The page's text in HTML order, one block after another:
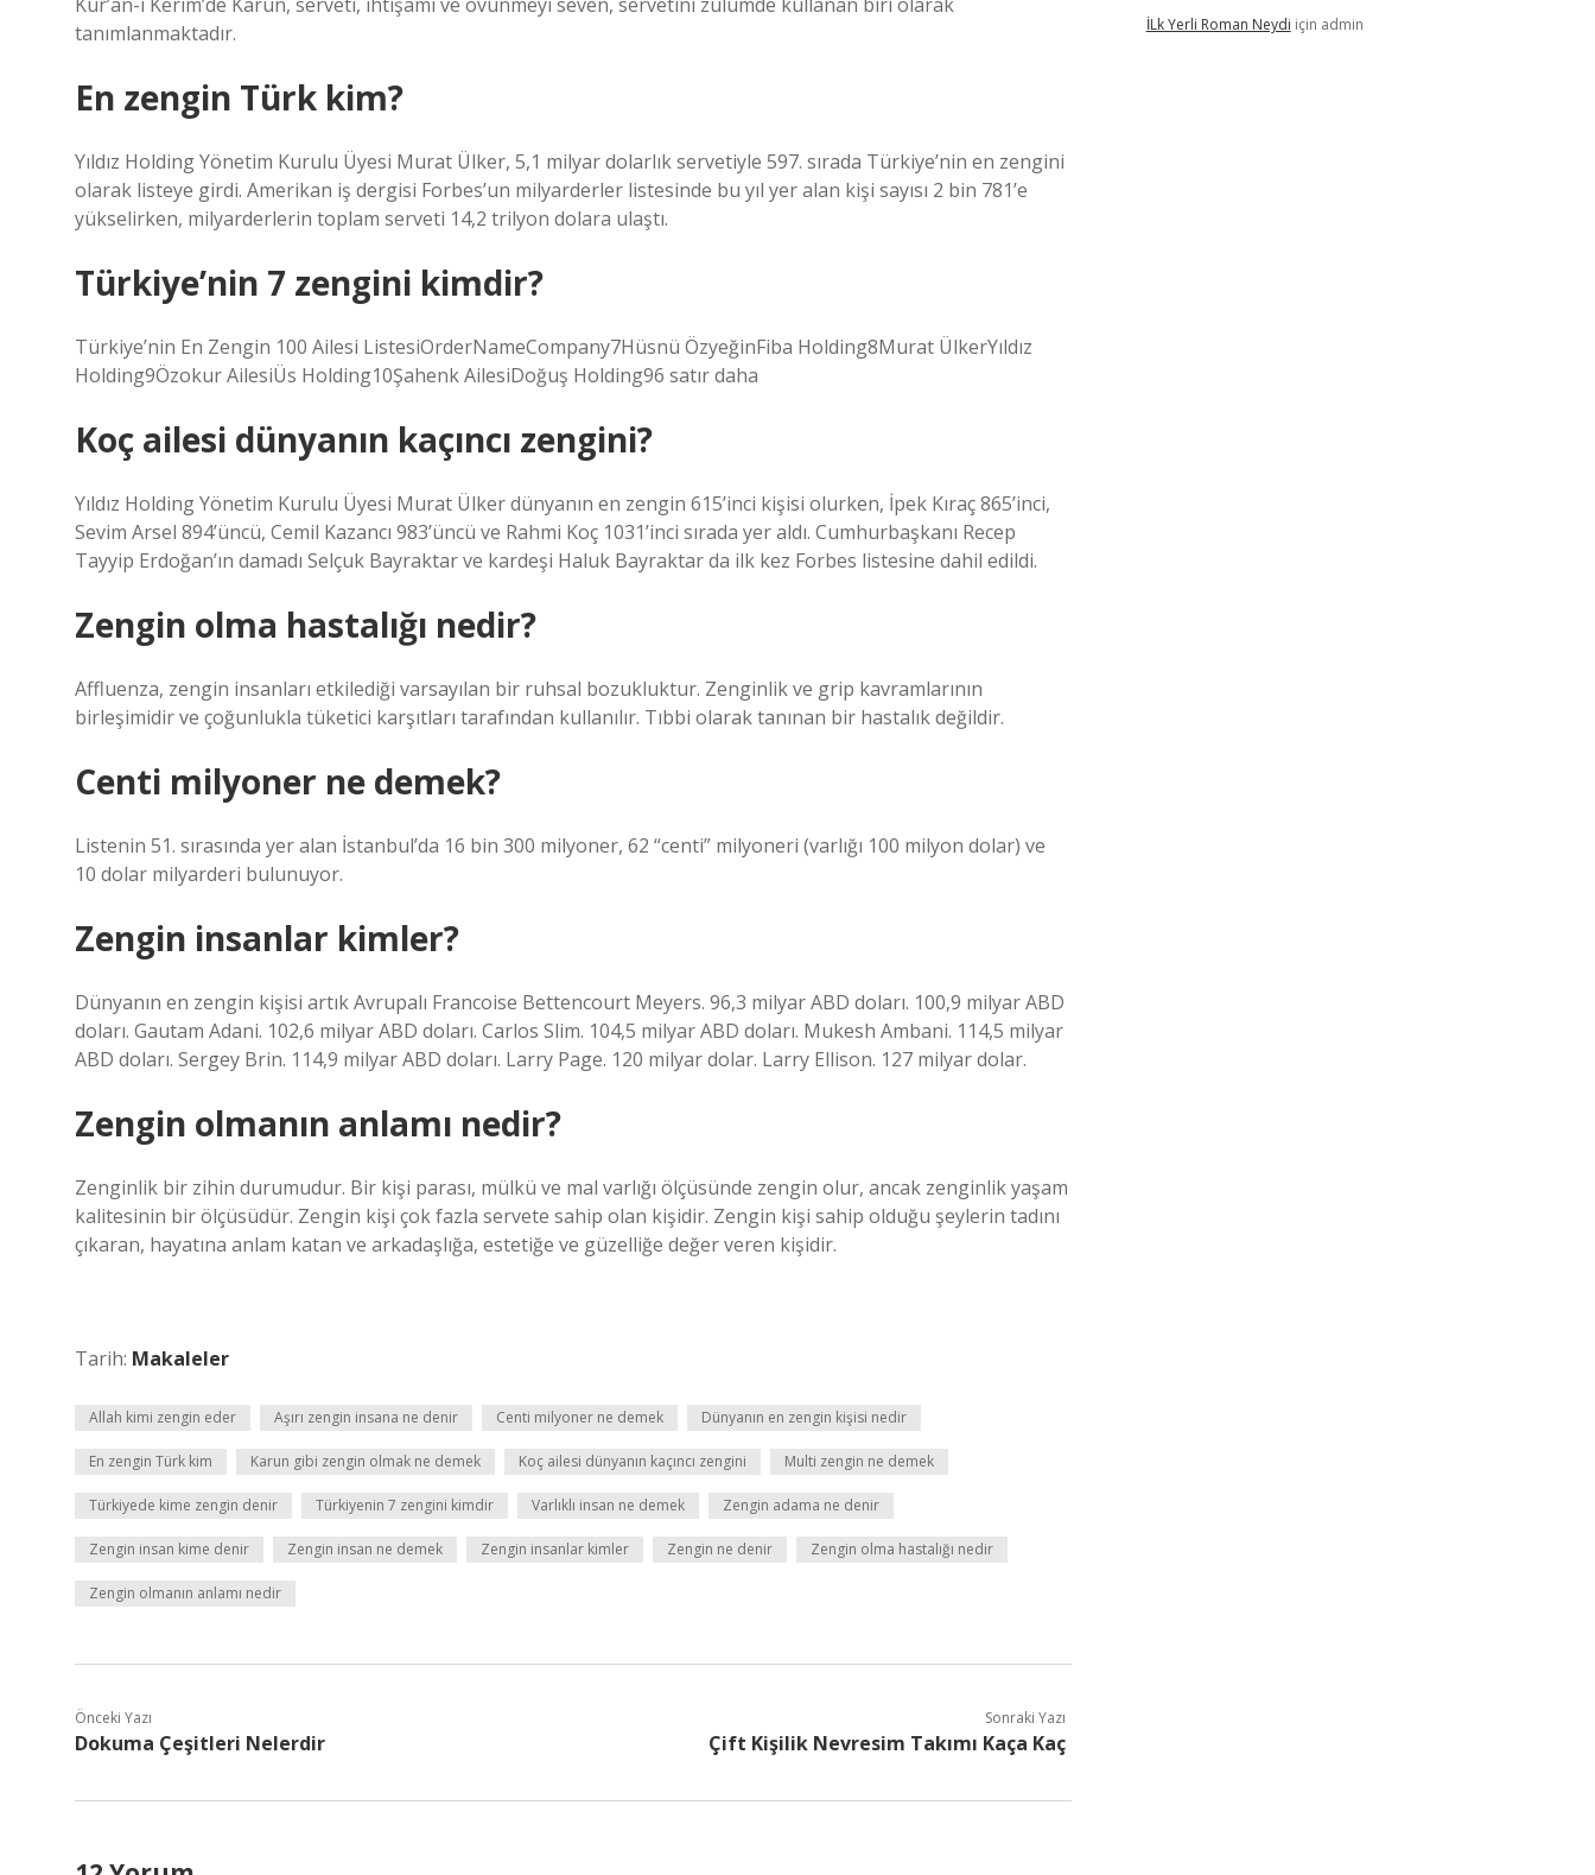
tanımlanmaktadır.
En zengin Türk kim?
Yıldız Holding Yönetim Kurulu Üyesi Murat Ülker, 5,1 milyar dolarlık servetiyle 597. sırada Türkiye’nin en zengini
olarak listeye girdi. Amerikan iş dergisi Forbes’un milyarderler listesinde bu yıl yer alan kişi sayısı 2 bin 781’e
yükselirken, milyarderlerin toplam serveti 14,2 trilyon dolara ulaştı.
Türkiye’nin 7 zengini kimdir?
Türkiye’nin En Zengin 100 Ailesi ListesiOrderNameCompany7Hüsnü ÖzyeğinFiba Holding8Murat ÜlkerYıldız
Holding9Özokur AilesiÜs Holding10Şahenk AilesiDoğuş Holding96 satır daha
Koç ailesi dünyanın kaçıncı zengini?
Yıldız Holding Yönetim Kurulu Üyesi Murat Ülker dünyanın en zengin 615’inci kişisi olurken, İpek Kıraç 865’inci,
Sevim Arsel 894’üncü, Cemil Kazancı 983’üncü ve Rahmi Koç 1031’inci sırada yer aldı. Cumhurbaşkanı Recep
Tayyip Erdoğan’ın damadı Selçuk Bayraktar ve kardeşi Haluk Bayraktar da ilk kez Forbes listesine dahil edildi.
Zengin olma hastalığı nedir?
Affluenza, zengin insanları etkilediği varsayılan bir ruhsal bozukluktur. Zenginlik ve grip kavramlarının
birleşimidir ve çoğunlukla tüketici karşıtları tarafından kullanılır. Tıbbi olarak tanınan bir hastalık değildir.
Centi milyoner ne demek?
Listenin 51. sırasında yer alan İstanbul’da 16 bin 300 milyoner, 62 “centi” milyoneri (varlığı 100 milyon dolar) ve
10 dolar milyarderi bulunuyor.
Zengin insanlar kimler?
Dünyanın en zengin kişisi artık Avrupalı ​​Francoise Bettencourt Meyers. 96,3 milyar ABD doları. 100,9 milyar ABD
doları. Gautam Adani. 102,6 milyar ABD doları. Carlos Slim. 104,5 milyar ABD doları. Mukesh Ambani. 114,5 milyar
ABD doları. Sergey Brin. 114,9 milyar ABD doları. Larry Page. 120 milyar dolar. Larry Ellison. 127 milyar dolar.
Zengin olmanın anlamı nedir?
Zenginlik bir zihin durumudur. Bir kişi parası, mülkü ve mal varlığı ölçüsünde zengin olur, ancak zenginlik yaşam
kalitesinin bir ölçüsüdür. Zengin kişi çok fazla servete sahip olan kişidir. Zengin kişi sahip olduğu şeylerin tadını
çıkaran, hayatına anlam katan ve arkadaşlığa, estetiğe ve güzelliğe değer veren kişidir.
Tarih: Makaleler
Allah kimi zengin eder Aşırı zengin insana ne denir Centi milyoner ne demek Dünyanın en zengin kişisi nedir
En zengin Türk kim Karun gibi zengin olmak ne demek Koç ailesi dünyanın kaçıncı zengini Multi zengin ne demek
Türkiyede kime zengin denir Türkiyenin 7 zengini kimdir Varlıklı insan ne demek Zengin adama ne denir
Zengin insan kime denir Zengin insan ne demek Zengin insanlar kimler Zengin ne denir Zengin olma hastalığı nedir
Zengin olmanın anlamı nedir
Önceki Yazı
Dokuma Çeşitleri Nelerdir
Sonraki Yazı
Çift Kişilik Nevresim Takımı Kaça Kaç
İLk Yerli Roman Neydi için admin